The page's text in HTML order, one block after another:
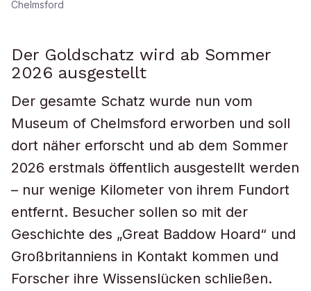
Chelmsford
Der Goldschatz wird ab Sommer
2026 ausgestellt
Der gesamte Schatz wurde nun vom
Museum of Chelmsford erworben und soll
dort näher erforscht und ab dem Sommer
2026 erstmals öffentlich ausgestellt werden
– nur wenige Kilometer von ihrem Fundort
entfernt. Besucher sollen so mit der
Geschichte des „Great Baddow Hoard“ und
Großbritanniens in Kontakt kommen und
Forscher ihre Wissenslücken schließen.